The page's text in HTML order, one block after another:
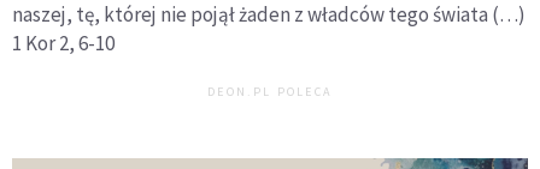
naszej, tę, której nie pojął żaden z władców tego świata (…)
1 Kor 2, 6-10
DEON.PL POLECA